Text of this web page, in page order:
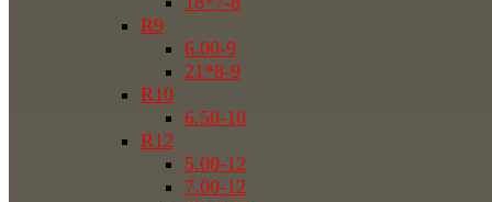
R9
6.00-9
21*8-9
R10
6.50-10
R12
5.00-12
7.00-12